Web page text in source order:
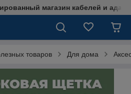
магазин кабелей и
товаров Для дома